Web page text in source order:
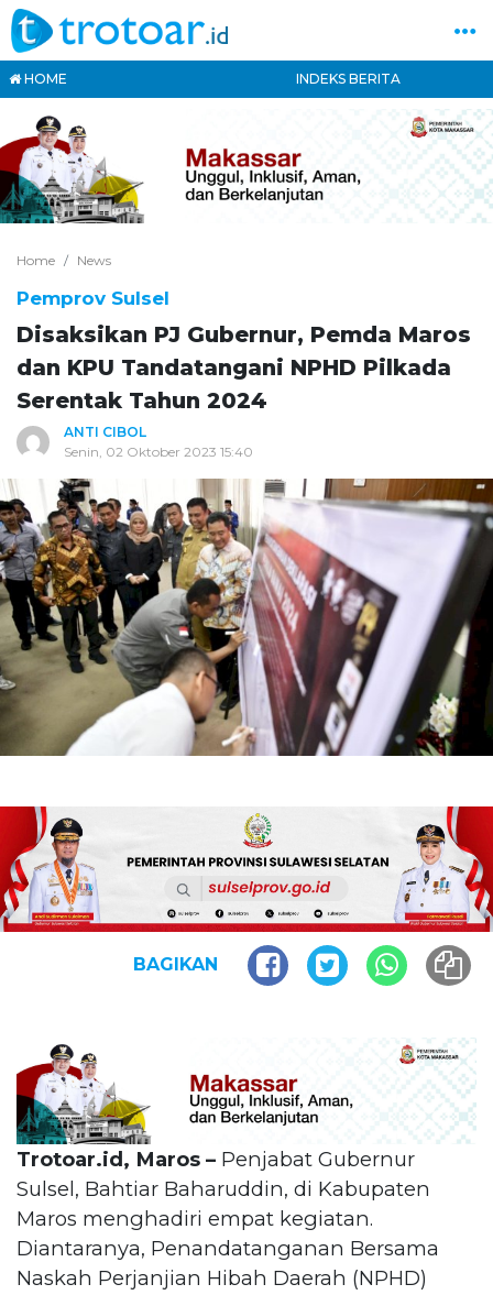
HOME INDEKS BERITA
Home News
Pemprov Sulsel
Disaksikan PJ Gubernur, Pemda Maros
dan KPU Tandatangani NPHD Pilkada
Serentak Tahun 2024
ANTI CIBOL
Senin, 02 Oktober 2023 15:40
BAGIKAN
Trotoar.id, Maros – Penjabat Gubernur
Sulsel, Bahtiar Baharuddin, di Kabupaten
Maros menghadiri empat kegiatan.
Diantaranya, Penandatanganan Bersama
Naskah Perjanjian Hibah Daerah (NPHD)